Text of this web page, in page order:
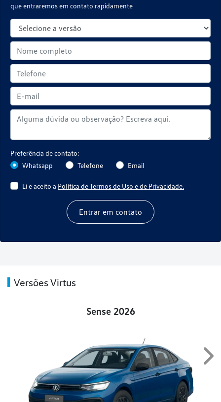
que entraremos em contato rapidamente
Preferência de contato:
Whatsapp
Telefone Email
Li e aceito a Política de Termos de Uso e de Privacidade.
Entrar em contato
Versões Virtus
Sense 2026